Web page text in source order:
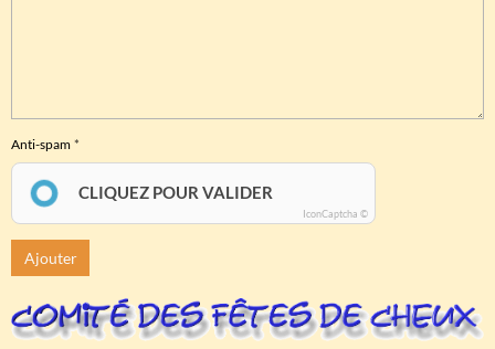
Anti-spam
CLIQUEZ POUR VALIDER
IconCaptcha ©
Ajouter